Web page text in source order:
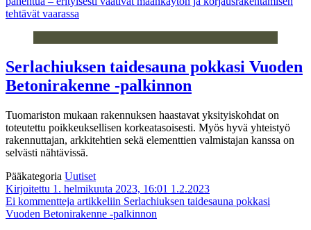
tehtävät vaarassa
Serlachiuksen taidesauna pokkasi Vuoden
Betonirakenne -palkinnon
Tuomariston mukaan rakennuksen haastavat yksityiskohdat on
toteutettu poikkeuksellisen korkeatasoisesti. Myös hyvä yhteistyö
rakennuttajan, arkkitehtien sekä elementtien valmistajan kanssa on
selvästi nähtävissä.
Pääkategoria Uutiset
Kirjoitettu 1. helmikuuta 2023, 16:01 1.2.2023
Ei kommentteja artikkeliin Serlachiuksen taidesauna pokkasi
Vuoden Betonirakenne -palkinnon